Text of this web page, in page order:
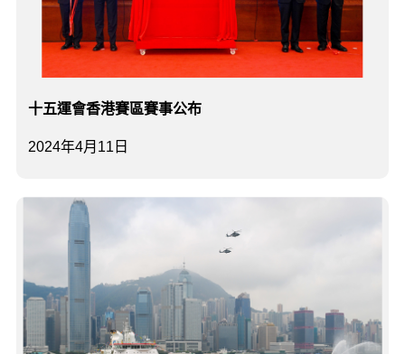
2024年4月11日
十五運會香港賽區賽事公布